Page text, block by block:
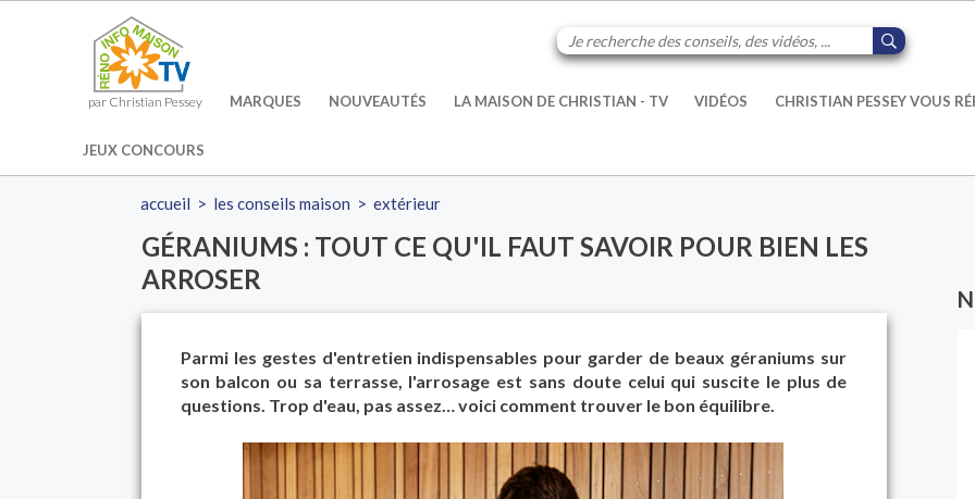
par Christian Pessey MARQUES NOUVEAUTÉS LA MAISON DE CHRISTIAN - TV VIDÉOS CHRISTIAN PESSEY VOUS
JEUX CONCOURS
accueil > les conseils maison >extérieur
GÉRANIUMS : TOUT CE QU'IL FAUT SAVOIR POUR BIEN LES
ARROSER
Parmi les gestes d'entretien indispensables pour garder de beaux géraniums sur
son balcon ou sa terrasse, l'arrosage est sans doute celui qui suscite le plus de
questions. Trop d'eau, pas assez… voici comment trouver le bon équilibre.